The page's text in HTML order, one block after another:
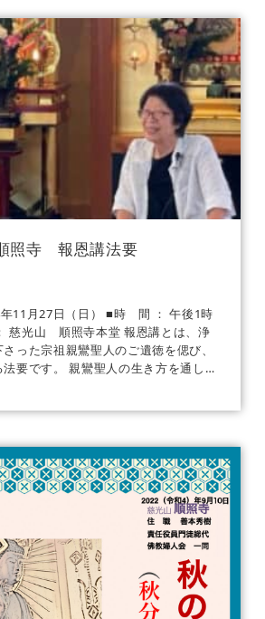
照寺 報恩講法要
11月27日（日） ■時 間 ： 午後1時
慈光山 順照寺本堂 報恩講とは、浄
った宗祖親鸞聖人のご遺徳を偲び、
要です。 親鸞聖人の生き方を通し